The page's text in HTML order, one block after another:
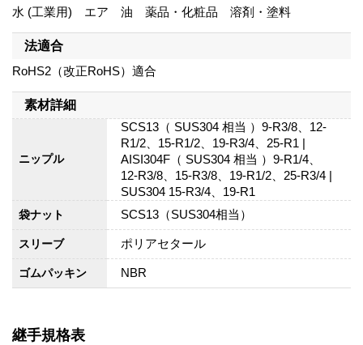
水 (工業用) エア 油 薬品・化粧品 溶剤・塗料
法適合
RoHS2（改正RoHS）適合
素材詳細
ニップル
SCS13（ SUS304 相当 ）9-R3/8、12-
R1/2、15-R1/2、19-R3/4、25-R1 |
AISI304F（ SUS304 相当 ）9-R1/4、
12-R3/8、15-R3/8、19-R1/2、25-R3/4 |
SUS304 15-R3/4、19-R1
袋ナット SCS13（SUS304相当）
スリーブ ポリアセタール
ゴムパッキン NBR
継手規格表